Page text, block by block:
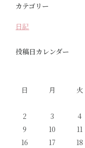
カテゴリー
日記
投稿日カレンダー
日
月 火
2
3 4
9
10 11
16
17 18